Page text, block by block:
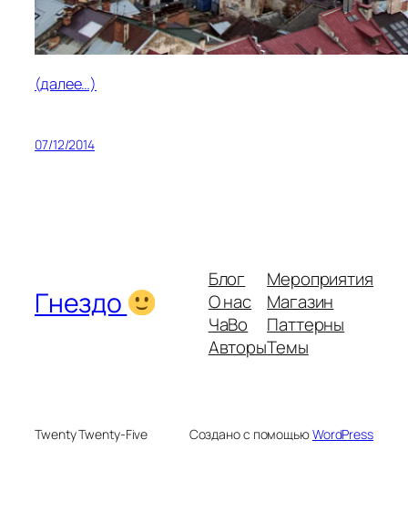
(далее…)
07/12/2014
Гнездо
Блог
О нас
ЧаВо
Авторы
Мероприятия
Магазин
Паттерны
Темы
Twenty Twenty-Five Создано с помощьюWordPress